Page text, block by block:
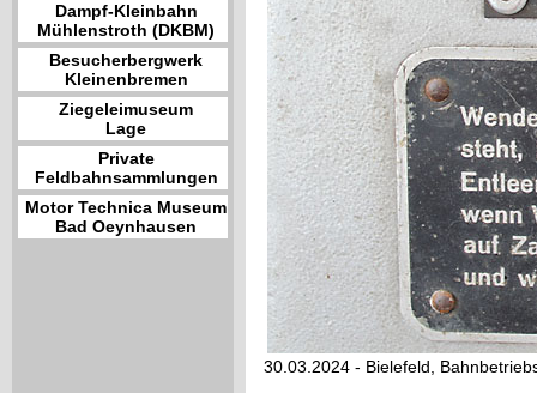
Dampf-Kleinbahn
Mühlenstroth (DKBM)
Besucherbergwerk
Kleinenbremen
Ziegeleimuseum
Lage
Private
Feldbahnsammlungen
Motor Technica Museum
Bad Oeynhausen
30.03.2024 - Bielefeld,